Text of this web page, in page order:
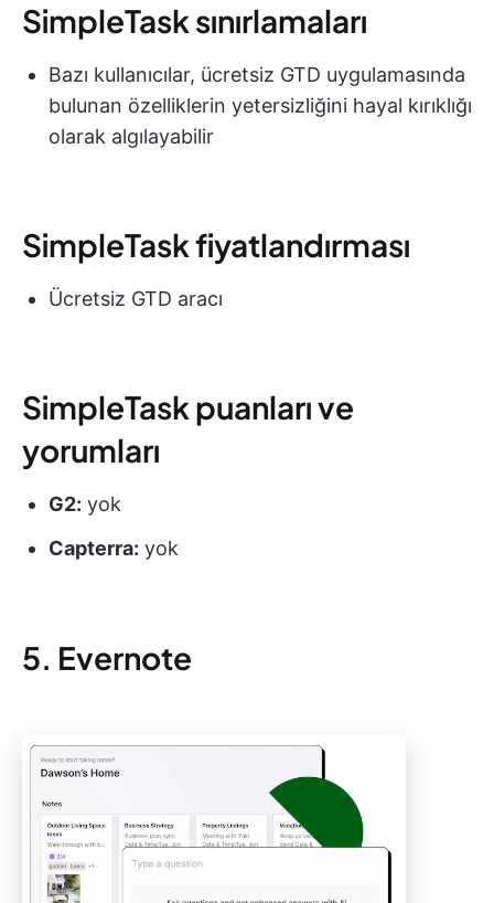
SimpleTask sınırlamaları
Bazı kullanıcılar, ücretsiz GTD uygulamasında
bulunan özelliklerin yetersizliğini hayal kırıklığı
olarak algılayabilir
SimpleTask fiyatlandırması
Ücretsiz GTD aracı
SimpleTask puanları ve
yorumları
G2: yok
Capterra: yok
5. Evernote